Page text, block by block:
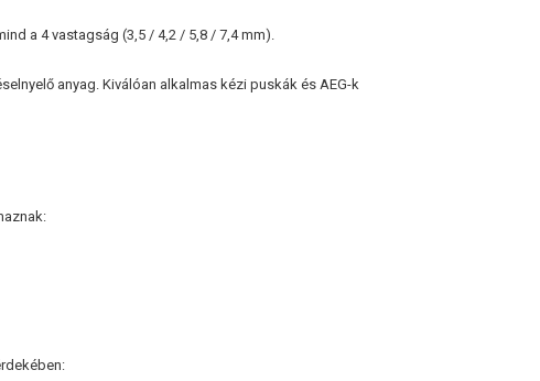
a 4 vastagság (3,5 / 4,2 / 5,8 / 7,4 mm).
anyag. Kiválóan alkalmas kézi puskák és AEG-k